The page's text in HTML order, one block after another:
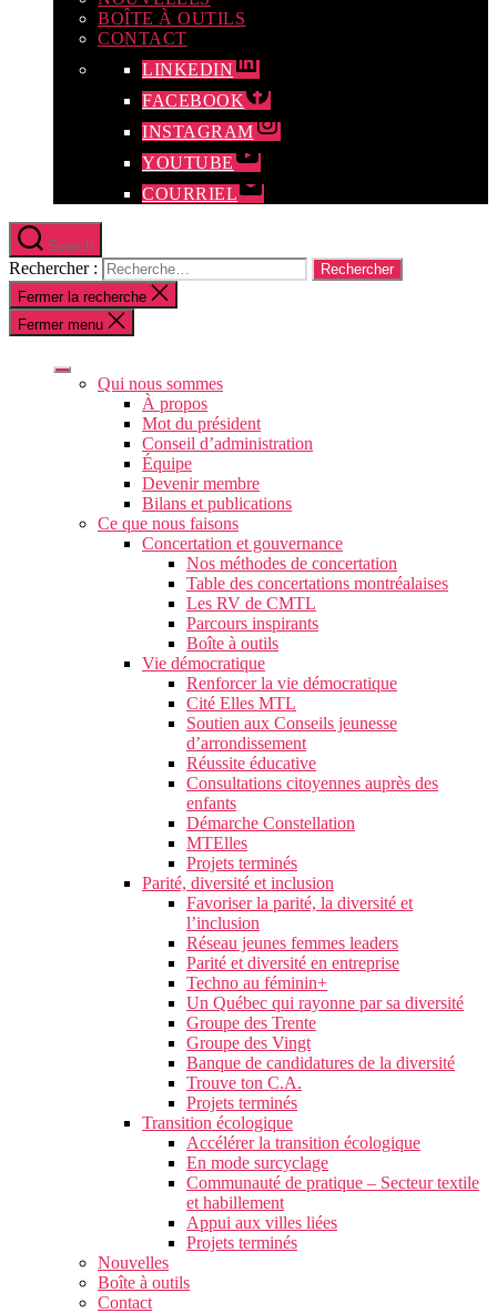
BOÎTE À OUTILS
CONTACT
LINKEDIN
FACEBOOK
INSTAGRAM
YOUTUBE
COURRIEL
Search
Rechercher :
Fermer la recherche
Fermer menu
Qui nous sommes
À propos
Mot du président
Conseil d’administration
Équipe
Devenir membre
Bilans et publications
Ce que nous faisons
Concertation et gouvernance
Nos méthodes de concertation
Table des concertations montréalaises
Les RV de CMTL
Parcours inspirants
Boîte à outils
Vie démocratique
Renforcer la vie démocratique
Cité Elles MTL
Soutien aux Conseils jeunesse
d’arrondissement
Réussite éducative
Consultations citoyennes auprès des
enfants
Démarche Constellation
MTElles
Projets terminés
Parité, diversité et inclusion
Favoriser la parité, la diversité et
l’inclusion
Réseau jeunes femmes leaders
Parité et diversité en entreprise
Techno au féminin+
Un Québec qui rayonne par sa diversité
Groupe des Trente
Groupe des Vingt
Banque de candidatures de la diversité
Trouve ton C.A.
Projets terminés
Transition écologique
Accélérer la transition écologique
En mode surcyclage
Communauté de pratique – Secteur textile
et habillement
Appui aux villes liées
Projets terminés
Nouvelles
Boîte à outils
Contact